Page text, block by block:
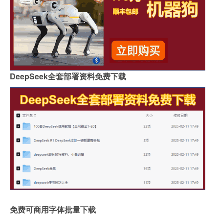
DeepSeek全套部署资料免费下载
免费可商用字体批量下载